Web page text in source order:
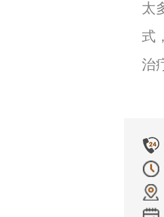
太
式
治